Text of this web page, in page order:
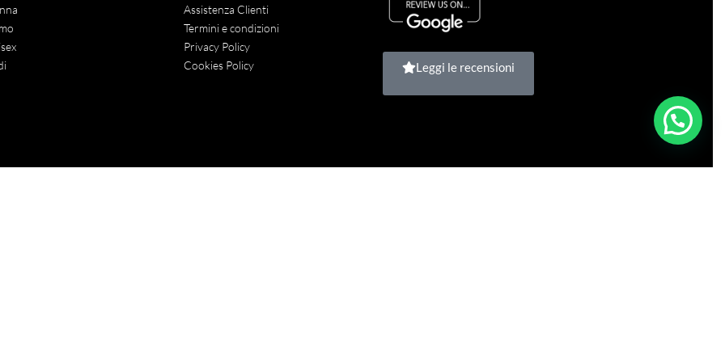
Assistenza Clienti
Termini e condizioni
Privacy Policy
Cookies Policy
Leggi le recensioni